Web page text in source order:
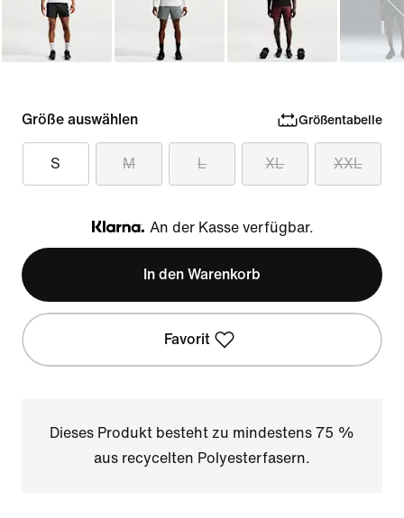
Größe auswählen Größentabelle
S M L XL XXL
Klarna
An der Kasse verfügbar.
In den Warenkorb
Favorit
Dieses Produkt besteht zu mindestens 75 %
aus recycelten Polyesterfasern.